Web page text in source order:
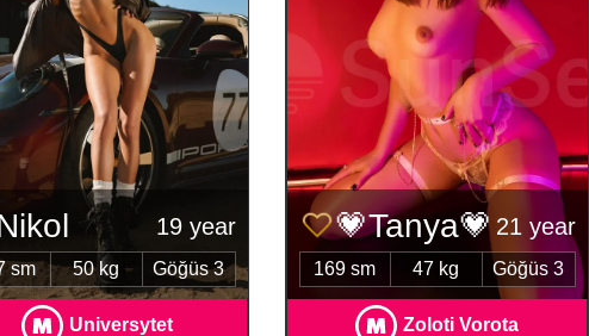
19 year
sm 50 kg Göğüs 3
Universytet
💗Tanya💗 21 year
169 sm 47 kg Göğüs 3
Zoloti Vorota